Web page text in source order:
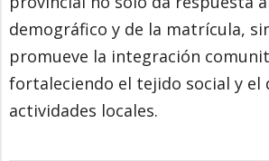
demográfico y de la matrícula,
promueve la integración
fortaleciendo el tejido social y el
actividades locales.